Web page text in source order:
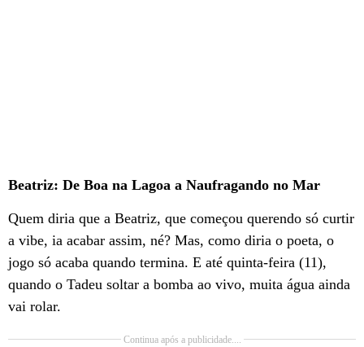
Beatriz: De Boa na Lagoa a Naufragando no Mar
Quem diria que a Beatriz, que começou querendo só curtir
a vibe, ia acabar assim, né? Mas, como diria o poeta, o
jogo só acaba quando termina. E até quinta-feira (11),
quando o Tadeu soltar a bomba ao vivo, muita água ainda
vai rolar.
Continua após a publicidade....